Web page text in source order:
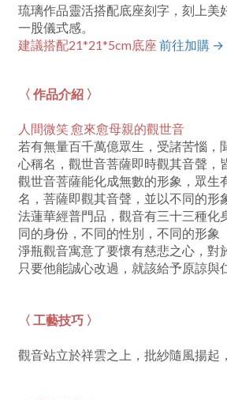
琉璃作品靈活搭配底座刻字，刻上美
一股儀式感。
建議搭配21*21*5cm底座 前往加購 →
〈 作品介紹 〉
人間微笑 愈來愈母親的觀世音
若有無量百千萬億眾生，受諸苦惱，
心稱名，觀世音菩薩即時觀其音聲，
觀世音菩薩能化成無數的形象，眾生
名，菩薩即觀其音聲，並以不同的形
法蓮華經普門品，觀音有三十三種化
同的身份，不同的性別，不同的形象
淨瓶觀音寓意了要懷有慈悲之心，對
只要他能誠心改過，就該給予原諒與
〈 工藝技巧 〉
觀音站立於祥雲之上，批紗隨風揚起